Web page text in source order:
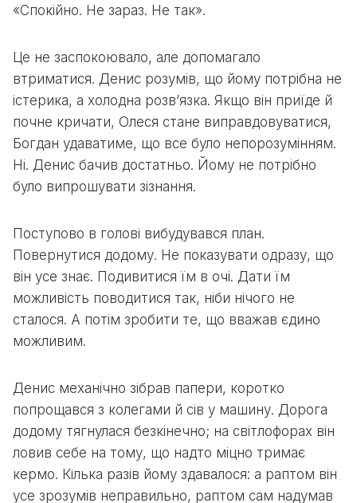
«Спокійно. Не зараз. Не так».
Це не заспокоювало, але допомагало
втриматися. Денис розумів, що йому потрібна не
істерика, а холодна розв’язка. Якщо він приїде й
почне кричати, Олеся стане виправдовуватися,
Богдан удаватиме, що все було непорозумінням.
Ні. Денис бачив достатньо. Йому не потрібно
було випрошувати зізнання.
Поступово в голові вибудувався план.
Повернутися додому. Не показувати одразу, що
він усе знає. Подивитися їм в очі. Дати їм
можливість поводитися так, ніби нічого не
сталося. А потім зробити те, що вважав єдино
можливим.
Денис механічно зібрав папери, коротко
попрощався з колегами й сів у машину. Дорога
додому тягнулася безкінечно; на світлофорах він
ловив себе на тому, що надто міцно тримає
кермо. Кілька разів йому здавалося: а раптом він
усе зрозумів неправильно, раптом сам надумав